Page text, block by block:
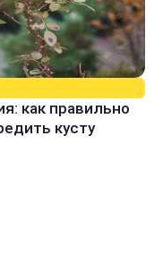
как правильно
кусту